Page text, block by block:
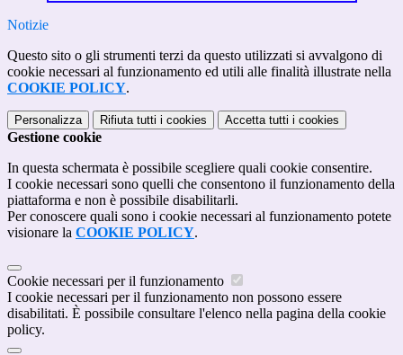
Notizie
Questo sito o gli strumenti terzi da questo utilizzati si avvalgono di
cookie necessari al funzionamento ed utili alle finalità illustrate nella
COOKIE POLICY.
Personalizza Rifiuta tutti i cookies Accetta tutti i cookies
Gestione cookie
In questa schermata è possibile scegliere quali cookie consentire.
I cookie necessari sono quelli che consentono il funzionamento della
piattaforma e non è possibile disabilitarli.
Per conoscere quali sono i cookie necessari al funzionamento potete
visionare la COOKIE POLICY.
Cookie necessari per il funzionamento
I cookie necessari per il funzionamento non possono essere
disabilitati. È possibile consultare l'elenco nella pagina della cookie
policy.